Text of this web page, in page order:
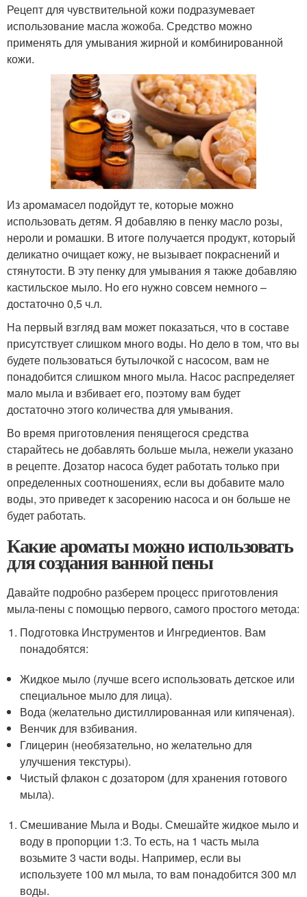
Рецепт для чувствительной кожи подразумевает
использование масла жожоба. Средство можно
применять для умывания жирной и комбинированной
кожи.
Из аромамасел подойдут те, которые можно
использовать детям. Я добавляю в пенку масло розы,
нероли и ромашки. В итоге получается продукт, который
деликатно очищает кожу, не вызывает покраснений и
стянутости. В эту пенку для умывания я также добавляю
кастильское мыло. Но его нужно совсем немного –
достаточно 0,5 ч.л.
На первый взгляд вам может показаться, что в составе
присутствует слишком много воды. Но дело в том, что вы
будете пользоваться бутылочкой с насосом, вам не
понадобится слишком много мыла. Насос распределяет
мало мыла и взбивает его, поэтому вам будет
достаточно этого количества для умывания.
Во время приготовления пенящегося средства
старайтесь не добавлять больше мыла, нежели указано
в рецепте. Дозатор насоса будет работать только при
определенных соотношениях, если вы добавите мало
воды, это приведет к засорению насоса и он больше не
будет работать.
Какие ароматы можно использовать
для создания ванной пены
Давайте подробно разберем процесс приготовления
мыла-пены с помощью первого, самого простого метода:
Подготовка Инструментов и Ингредиентов. Вам
понадобятся:
Жидкое мыло (лучше всего использовать детское или
специальное мыло для лица).
Вода (желательно дистиллированная или кипяченая).
Венчик для взбивания. ️
Глицерин (необязательно, но желательно для
улучшения текстуры).
Чистый флакон с дозатором (для хранения готового
мыла).
Смешивание Мыла и Воды. Смешайте жидкое мыло и
воду в пропорции 1:3. То есть, на 1 часть мыла
возьмите 3 части воды. Например, если вы
используете 100 мл мыла, то вам понадобится 300 мл
воды.